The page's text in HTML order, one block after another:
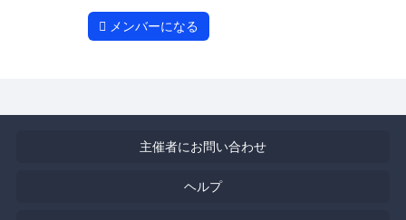
メンバーになる
主催者にお問い合わせ
ヘルプ